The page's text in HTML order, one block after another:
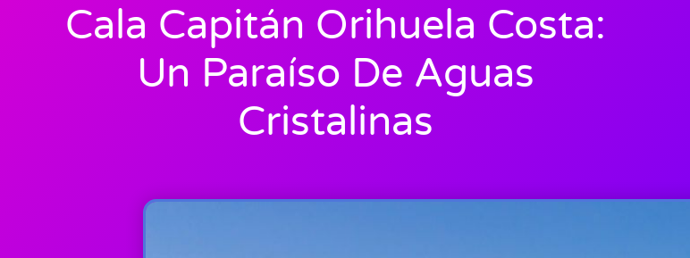
Cala Capitán Orihuela Costa:
Un Paraíso De Aguas
Cristalinas